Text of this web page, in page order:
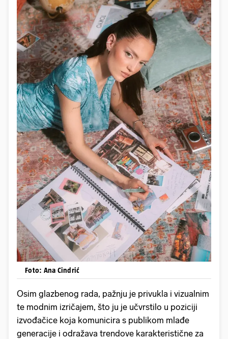
Foto: Ana Cindrić
Osim glazbenog rada, pažnju je privukla i vizualnim
te modnim izričajem, što ju je učvrstilo u poziciji
izvođačice koja komunicira s publikom mlađe
generacije i odražava trendove karakteristične za